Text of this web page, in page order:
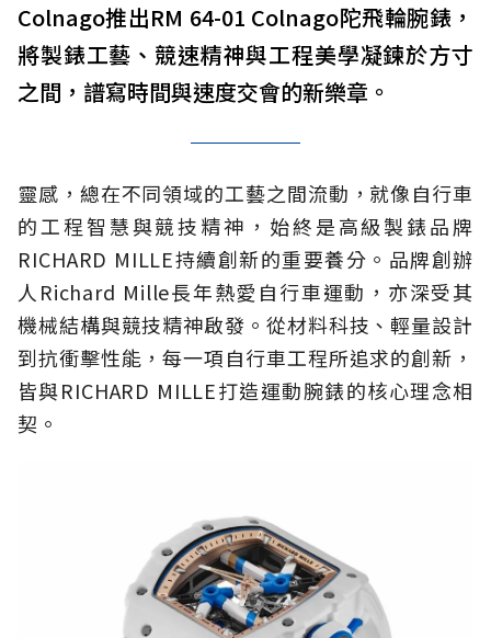
Colnago推出RM 64-01 Colnago陀飛輪腕錶，
將製錶工藝、競速精神與工程美學凝鍊於方寸
之間，譜寫時間與速度交會的新樂章。
靈感，總在不同領域的工藝之間流動，就像自行車
的工程智慧與競技精神，始終是高級製錶品牌
RICHARD MILLE持續創新的重要養分。品牌創辦
人Richard Mille長年熱愛自行車運動，亦深受其
機械結構與競技精神啟發。從材料科技、輕量設計
到抗衝擊性能，每一項自行車工程所追求的創新，
皆與RICHARD MILLE打造運動腕錶的核心理念相
契。